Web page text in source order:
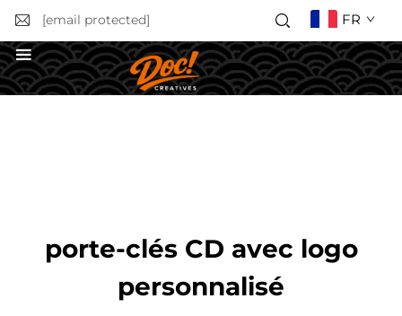
[email protected] FR
porte-clés CD avec logo
personnalisé